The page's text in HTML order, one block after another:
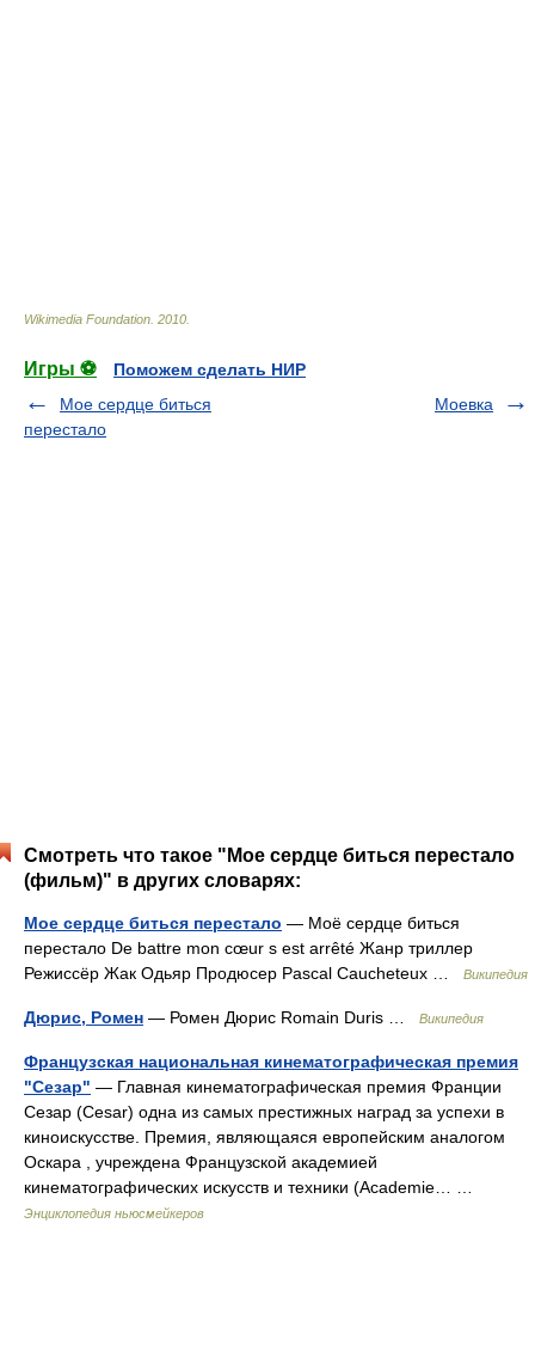
Wikimedia Foundation 2010
Игры ⚽
Поможем сделать НИР
Мое сердце биться
перестало
Моевка
Смотреть что такое "Мое сердце биться перестало
(фильм)" в других словарях:
Мое сердце биться перестало — Моё сердце биться
перестало De battre mon cœur s est arrêté Жанр триллер
Режиссёр Жак Одьяр Продюсер Pascal Caucheteux …
Википедия
Дюрис, Ромен — Ромен Дюрис Romain Duris … Википедия
Французская национальная кинематографическая премия
"Сезар" — Главная кинематографическая премия Франции
Сезар (Cesar) одна из самых престижных наград за успехи в
киноискусстве. Премия, являющаяся европейским аналогом
Оскара , учреждена Французской академией
кинематографических искусств и техники (Acadеmie… …
Энциклопедия ньюсмейкеров